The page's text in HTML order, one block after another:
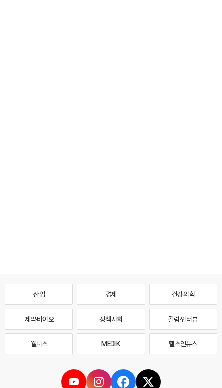
산업 경제 건강·의학
제약·바이오 정책·사회 칼럼·인터뷰
웰니스 MEDI·K 헬스인뉴스